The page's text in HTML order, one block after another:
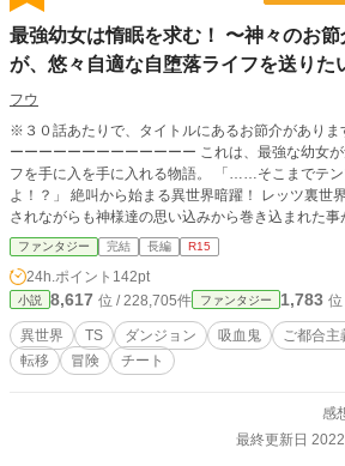
最強幼女は惰眠を求む！ 〜神々のお
が、悠々自適な自堕落ライフを送りた
フウ
※３０話あたりで、タイトルにあるお節介があります。 ーーーーーーー
ーーーーーーーーーーーーー これは、最強な幼女が気の赴くままに自堕落ライ
フを手に入を手に入れる物語。 「……そこまでテンプレ守らなくていいんだ
よ！？」 絶叫から始まる異世界暗躍！ レッツ裏世界の頂点へ！！ 異世界に召喚
されながらも神様達の思い込みから巻き込まれた
キルを授けて貰ったのだが… 「このスキル、チートすぎじゃないですか？」 ち
ょろ神様が力を込めすぎた結果ユニークスキルは、
これは、そんな公式チートスキルを駆使し異世界
「圧倒的な力で復讐を成し遂げる？メンド臭いんで結構です。
惰に毎日を過ごす為に金の力で裏から世界を支配します！」 そん
が飛躍した主人公が裏から世界を牛耳る物語です。 ※やっぱり成り上がってる
じゃねぇか。 と思われたそこの方……そこは見なかっ
は完結済みです。 上記サイトでの総ＰＶ１０００
ファンタジー 完結 長編 R15
24h.ポイント 142pt
小説 8,617 位 / 228,705件 ファンタジー 1,783
異世界 TS ダンジョン 吸血鬼 ご都合主
転移
冒険 チート
感
最終更新日